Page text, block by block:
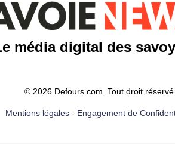
média digital des
© 2026 Defours.com. Tout droit réservé
Mentions légales- Engagement de